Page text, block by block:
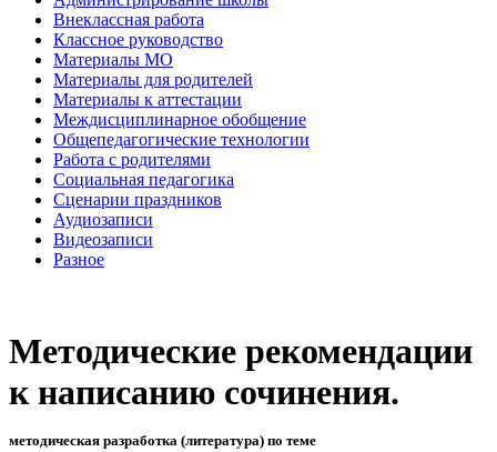
Внеклассная работа
Классное руководство
Материалы МО
Материалы для родителей
Материалы к аттестации
Междисциплинарное обобщение
Общепедагогические технологии
Работа с родителями
Социальная педагогика
Сценарии праздников
Аудиозаписи
Видеозаписи
Разное
Методические рекомендации
к написанию сочинения.
методическая разработка (литература) по теме